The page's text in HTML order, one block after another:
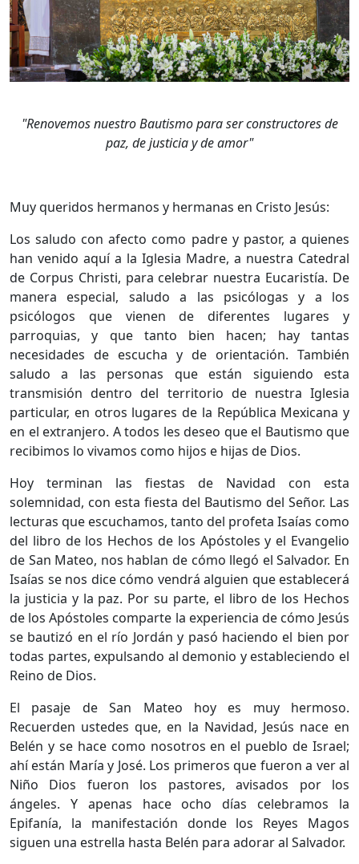
"Renovemos nuestro Bautismo para ser constructores de
paz, de justicia y de amor"
Muy queridos hermanos y hermanas en Cristo Jesús:
Los saludo con afecto como padre y pastor, a quienes
han venido aquí a la Iglesia Madre, a nuestra Catedral
de Corpus Christi, para celebrar nuestra Eucaristía. De
manera especial, saludo a las psicólogas y a los
psicólogos que vienen de diferentes lugares y
parroquias, y que tanto bien hacen; hay tantas
necesidades de escucha y de orientación. También
saludo a las personas que están siguiendo esta
transmisión dentro del territorio de nuestra Iglesia
particular, en otros lugares de la República Mexicana y
en el extranjero. A todos les deseo que el Bautismo que
recibimos lo vivamos como hijos e hijas de Dios.
Hoy terminan las fiestas de Navidad con esta
solemnidad, con esta fiesta del Bautismo del Señor. Las
lecturas que escuchamos, tanto del profeta Isaías como
del libro de los Hechos de los Apóstoles y el Evangelio
de San Mateo, nos hablan de cómo llegó el Salvador. En
Isaías se nos dice cómo vendrá alguien que establecerá
la justicia y la paz. Por su parte, el libro de los Hechos
de los Apóstoles comparte la experiencia de cómo Jesús
se bautizó en el río Jordán y pasó haciendo el bien por
todas partes, expulsando al demonio y estableciendo el
Reino de Dios.
El pasaje de San Mateo hoy es muy hermoso.
Recuerden ustedes que, en la Navidad, Jesús nace en
Belén y se hace como nosotros en el pueblo de Israel;
ahí están María y José. Los primeros que fueron a ver al
Niño Dios fueron los pastores, avisados por los
ángeles. Y apenas hace ocho días celebramos la
Epifanía, la manifestación donde los Reyes Magos
siguen una estrella hasta Belén para adorar al Salvador.